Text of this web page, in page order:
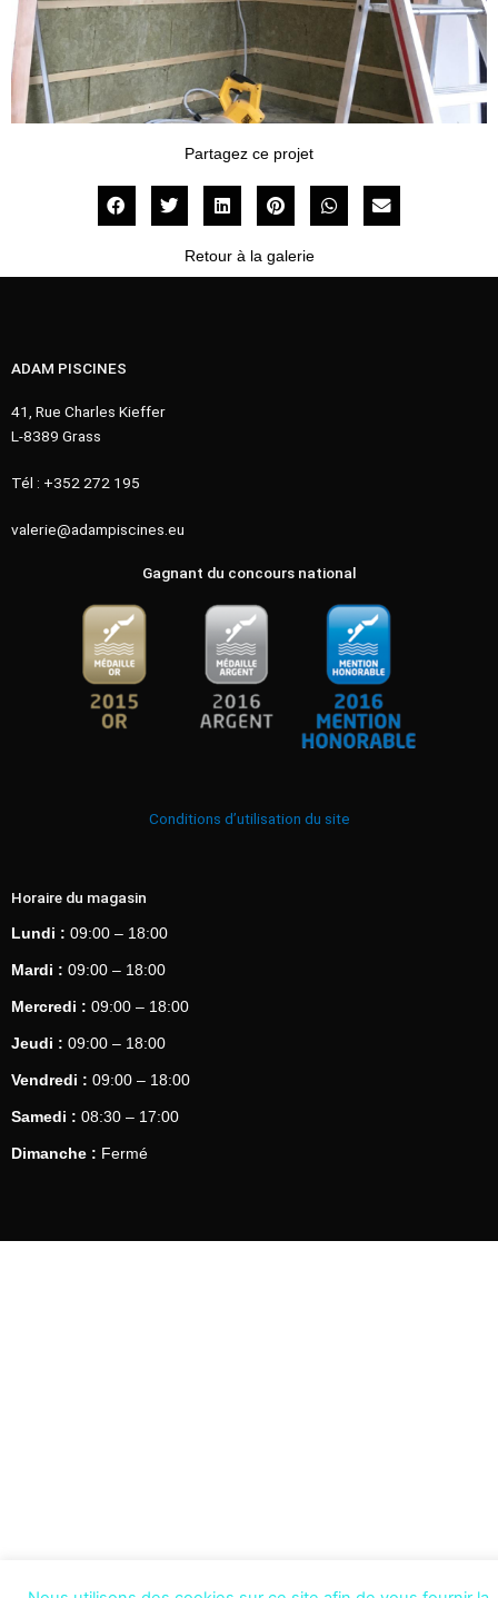
Partagez ce projet
Retour à la galerie
ADAM PISCINES
41, Rue Charles Kieffer
L-8389 Grass
Tél : +352 272 195
valerie@adampiscines.eu
Gagnant du concours national
Conditions d’utilisation du site
Horaire du magasin
Lundi : 09:00 – 18:00
Mardi : 09:00 – 18:00
Mercredi : 09:00 – 18:00
Jeudi : 09:00 – 18:00
Vendredi : 09:00 – 18:00
Samedi : 08:30 – 17:00
Dimanche : Fermé